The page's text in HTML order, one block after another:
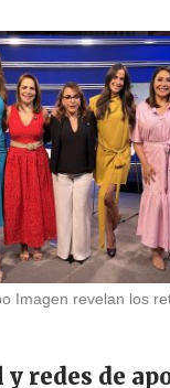
Imagen revelan los
redes de